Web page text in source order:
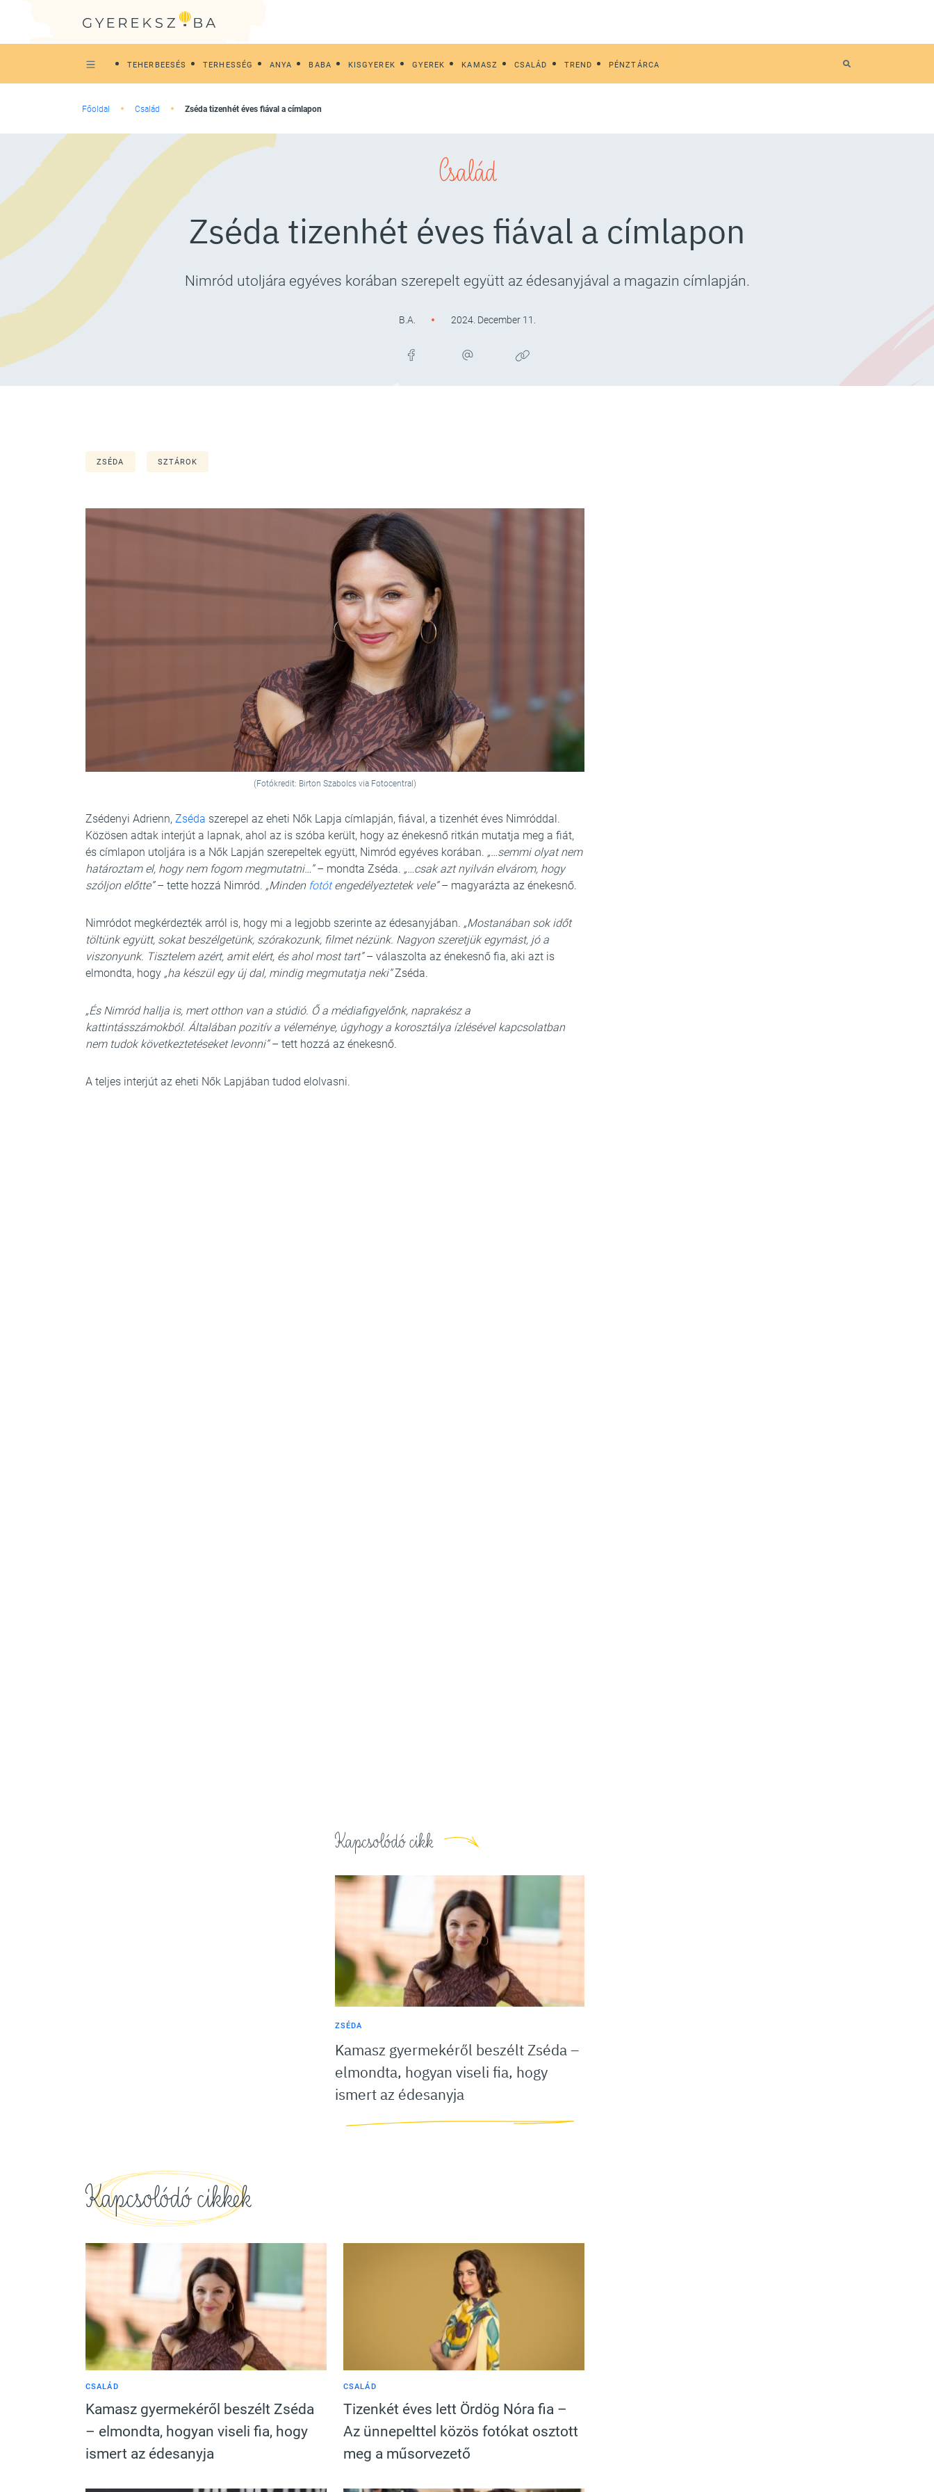
TEHERBEESÉS TERHESSÉG ANYA BABA KISGYEREK GYEREK KAMASZ CSALÁD TREND PÉNZTÁRCA
Főoldal Család Zséda tizenhét éves fiával a címlapon
Család
Zséda tizenhét éves fiával a címlapon
Nimród utoljára egyéves korában szerepelt együtt az édesanyjával a magazin címlapján.
B.A. 2024. December 11.
ZSÉDA SZTÁROK
(Fotókredit: Birton Szabolcs via Fotocentral)
Zsédenyi Adrienn, Zséda szerepel az eheti Nők Lapja címlapján, fiával, a tizenhét éves Nimróddal.
Közösen adtak interjút a lapnak, ahol az is szóba került, hogy az énekesnő ritkán mutatja meg a fiát,
és címlapon utoljára is a Nők Lapján szerepeltek együtt, Nimród egyéves korában. „…semmi olyat nem
határoztam el, hogy nem fogom megmutatni…”– mondta Zséda. „…csak azt nyilván elvárom, hogy
szóljon előtte”– tette hozzá Nimród. „Minden fotótengedélyeztetek vele”– magyarázta az énekesnő.
Nimródot megkérdezték arról is, hogy mi a legjobb szerinte az édesanyjában. „Mostanában sok időt
töltünk együtt, sokat beszélgetünk, szórakozunk, filmet nézünk. Nagyon szeretjük egymást, jó a
viszonyunk. Tisztelem azért, amit elért, és ahol most tart”– válaszolta az énekesnő fia, aki azt is
elmondta, hogy „ha készül egy új dal, mindig megmutatja neki”Zséda.
„És Nimród hallja is, mert otthon van a stúdió. Ő a médiafigyelőnk, naprakész a
kattintásszámokból. Általában pozitív a véleménye, úgyhogy a korosztálya ízlésével kapcsolatban
nem tudok következtetéseket levonni”– tett hozzá az énekesnő.
A teljes interjút az eheti Nők Lapjában tudod elolvasni.
Kapcsolódó cikk
ZSÉDA
Kamasz gyermekéről beszélt Zséda –
elmondta, hogyan viseli fia, hogy
ismert az édesanyja
Kapcsolódó cikkek
CSALÁD
Kamasz gyermekéről beszélt Zséda
– elmondta, hogyan viseli fia, hogy
ismert az édesanyja
CSALÁD
Tizenkét éves lett Ördög Nóra fia –
Az ünnepelttel közös fotókat osztott
meg a műsorvezető